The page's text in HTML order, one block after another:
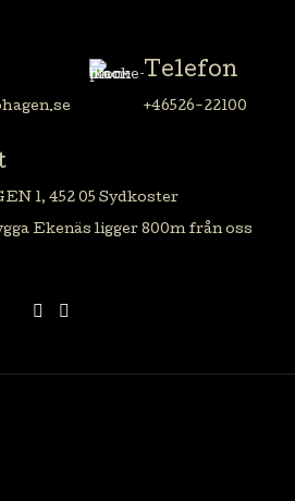
Telefon
+46526-22100
1, 452 05 Sydkoster
Ekenäs ligger 800m från oss